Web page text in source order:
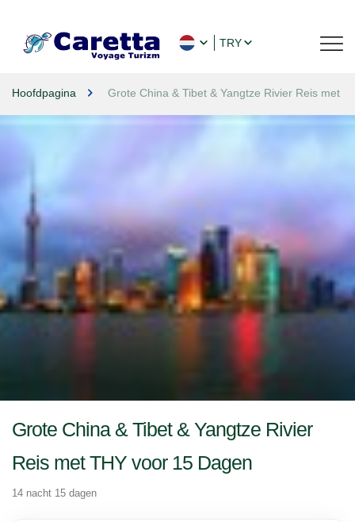
TRY
Hoofdpagina Grote China & Tibet & Yangtze Rivier Reis met
Grote China & Tibet & Yangtze Rivier
Reis met THY voor 15 Dagen
14 nacht 15 dagen